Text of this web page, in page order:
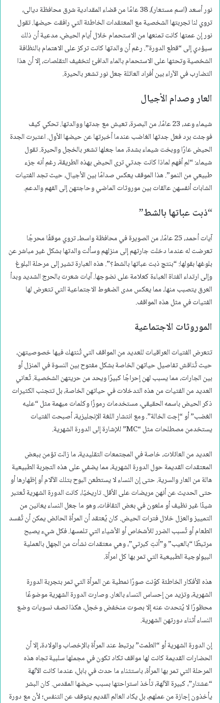
نور أسعد (اسم مستعار)، 38 عامًا من قضاء المقدادية شرق محافظة ديالى،
تروي لنا تجربتها الشخصية مع المعتقدات الخاطئة التي رافقت حيضها. تقول
نور إن عمتها كانت تمنعها من الاستحمام خلال أيام الحيض، مدعية أن ذلك
سيؤدي إلى “قطع الدورة”. رغم أن والدتها كانت تركز على الاهتمام بالنظافة
الشخصية وتحثها على الاستحمام بالماء الدافئ لتخفيف التقلصات، إلا أن هذا
التضارب في الآراء بين أفراد العائلة جعل نور تشعر بالحيرة.
العار وصدام الأجيال
شيماء وعد، 23 عامًا، من البصرة، تعيش مع جدتها ووالدتها. تحكي كيف
فوجئت برد فعل جدتها الغاضب عندما أخبرتها عن حيضها الأول. اعتبرت الجدة
الحيض عارًا ووبخت شيماء بشدة، مما جعلها تشعر بالخجل والحيرة. تقول
شيماء: “لم أفهم لماذا كانت جدتي ترى الحيض بهذه الطريقة، رغم أنه جزء
طبيعي من النمو”. هذا الموقف يعكس صدامًا بين الأجيال، حيث تجد الفتيات
الشابات أنفسهن عالقات بين موروثات الماضي وحاجتهن إلى الفهم والدعم.
“ذبت عباتها بالشط”
آيات أحمد، 25 عامًا، من الصويرة في محافظة واسط، تروي موقفًا محرجًا
تعرضت له عندما دخلت جارتهم إلى منزلهم وسألت والدتها بشكل غير مباشر عن
بلوغها بقولها: “بنتچ ذبت عباتها بالشط؟”. هذه العبارة تشير إلى مرحلة البلوغ
وإلى ارتداء الفتاة العباءة كعلامة على نضوجها. آيات شعرت بالحرج الشديد وبدأ
العرق يتصبب منها، مما يعكس مدى الضغوط الاجتماعية التي تتعرض لها
الفتيات في مثل هذه المواقف.
الموروثات الاجتماعية
تتعرض الفتيات العراقيات للعديد من المواقف التي تُنتهك فيها خصوصيتهن،
حيث تُناقش تفاصيل حياتهن الخاصة بشكل مفتوح بين النسوة في المنزل أو
بين الجارات، مما يسبب لهن إحراجًا كبيرًا ويحد من حريتهن الشخصية. تُعاني
العديد من الفتيات من هذه التدخلات في حياتهن الخاصة، بل تتجنب الكثيرات
ذكر الحيض باسمه الحقيقي، مستخدمات رموزًا وكلمات مبهمة مثل “عليه
الغضب” أو “إجت الخالة”. ومع انتشار اللغة الإنجليزية، أصبحت الفتيات
يستخدمن مصطلحات مثل “MC” للإشارة إلى الدورة الشهرية.
العديد من العائلات، خاصة في المجتمعات التقليدية، ما زالت تؤمن ببعض
المعتقدات القديمة حول الدورة الشهرية، مما يضفي على هذه التجربة الطبيعية
هالة من العار والسرية. حتى إن النساء لا يستطعن البوح بتلك الآلام أو إظهارها أو
حتى الحديث عن أنهن مريضات على الأقل. تاريخيًا، كانت الدورة الشهرية تُعتبر
شيئًا غير نظيف أو ملعون في بعض الثقافات، وهو ما جعل النساء يعانين من
التمييز والعزل خلال فترات الحيض. كان يُعتقد أن المرأة الحائض يمكن أن تُفسد
الطعام أو تُسبب الضرر للأشخاص أو الأشياء التي تلمسها. فكل شيء يصبح
مرتبطًا “بالعيب” و”أنتِ كبرتي”، وهي معتقدات نشأت من الجهل بالعملية
البيولوجية الطبيعية التي تمر بها كل امرأة.
هذه الأفكار الخاطئة كوّنت صورًا نمطية عن المرأة التي تمر بتجربة الدورة
الشهرية، وتزيد من إحساس النساء بالعار. وصارت الدورة الشهرية موضوعًا
محظورًا لا يُتحدث عنه إلا بصوت منخفض وخجل، هكذا تصف نسويات وضع
النساء أثناء دورتهن الشهرية.
إن الدورة الشهرية أو “الطمث” يرتبط عند المرأة بالإخصاب والولادة، إلا أن
الحضارات القديمة كانت لها مواقف تكاد تكون في مجملها سلبية تجاه هذه
المرحلة التي تمر بها المرأة، باستثناء ما حدث في بابل، عندما كانت الآلهة
“عشتار”، كبيرة الآلهة، تأخذ استراحتها بسبب حيضها المقدس. كان البشر
يأخذون إجازة من عملهم، بل يكاد العالم القديم يتوقف عن التنفس؛ لأن مع دورة